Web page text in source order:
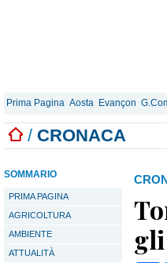
Prima Pagina Aosta Evançon
/ CRONACA
SOMMARIO
PRIMA PAGINA
AGRICOLTURA
AMBIENTE
ATTUALITÀ